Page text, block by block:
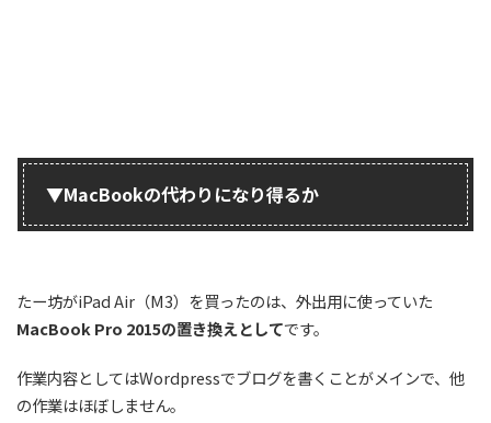
▼MacBookの代わりになり得るか
たー坊がiPad Air（M3）を買ったのは、外出用に使っていた
MacBook Pro 2015の置き換えとしてです。
作業内容としてはWordpressでブログを書くことがメインで、他
の作業はほぼしません。